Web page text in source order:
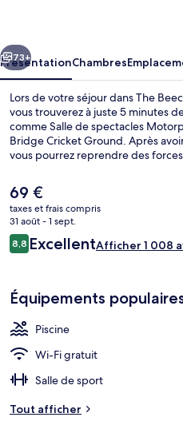
Leisure
Club
Suivant
73+
PrésentationChambres
Lors de votre séjour dans The
vous trouverez à juste 5 minutes
comme Salle de spectacles
Bridge Cricket Ground. Après
vous pourrez reprendre des
hébergement : une salle de
Les autres voyageurs adorent le
présentation générale.
Le
prix
actuel
est
de
69 €
taxes et frais compris
31 août - 1 sept.
Avis
voyageurs
8,88,8 sur 10
ExcellentAfficher 1 008
Équipements
Piscine
Wi-Fi gratuit
Salle de sport
Tout afficher